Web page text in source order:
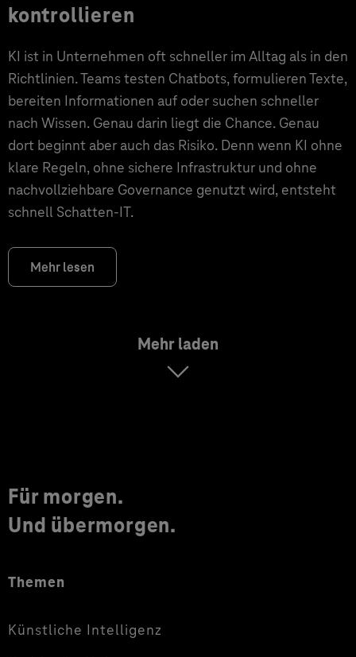
kontrollieren
KI ist in Unternehmen oft schneller im Alltag als in den
Richtlinien. Teams testen Chatbots, formulieren Texte,
bereiten Informationen auf oder suchen schneller
nach Wissen. Genau darin liegt die Chance. Genau
dort beginnt aber auch das Risiko. Denn wenn KI ohne
klare Regeln, ohne sichere Infrastruktur und ohne
nachvollziehbare Governance genutzt wird, entsteht
schnell Schatten-IT.
Mehr lesen
Mehr laden
Für morgen.
Und übermorgen.
Themen
Künstliche Intelligenz